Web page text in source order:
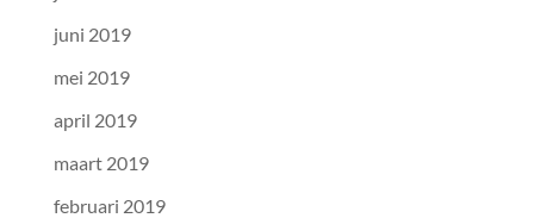
juni 2019
mei 2019
april 2019
maart 2019
februari 2019